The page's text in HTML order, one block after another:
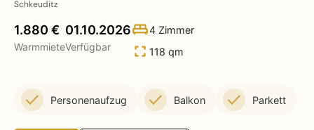
Schkeuditz
1.880 €
Warmmiete
01.10.2026
Verfügbar
4 Zimmer
118 qm
Personenaufzug Balkon Parkett